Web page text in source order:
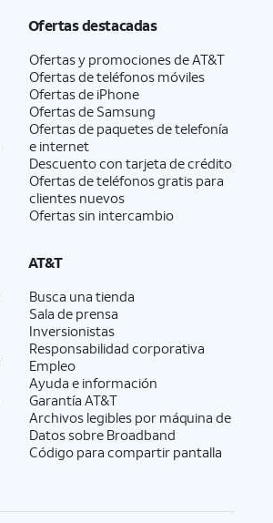
Ofertas destacadas
Ofertas y promociones deAT&T
Ofertas de teléfonos móviles
Ofertas de iPhone
Ofertas de Samsung
Ofertas de paquetes de telefonía
e internet
Descuento con tarjeta de crédito
Ofertas de teléfonos gratis para
clientes nuevos
Ofertas sin intercambio
AT&T
Busca una tienda
Sala de prensa
Inversionistas
Responsabilidad corporativa
Empleo
Ayuda e información
Garantía AT&T
Archivos legibles por máquina de
Datos sobre Broadband
Código para compartir pantalla